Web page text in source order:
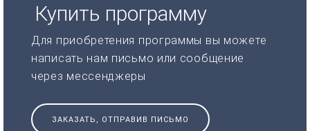
Купить программу
Для приобретения программы вы можете
написать нам письмо или сообщение
через мессенджеры
ЗАКАЗАТЬ, ОТПРАВИВ ПИСЬМО